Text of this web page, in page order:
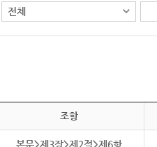
조항
본문>제3장>제2절>제6항